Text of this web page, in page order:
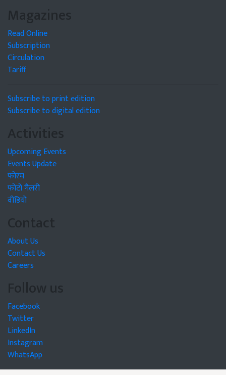
Magazines
Read Online
Subscription
Circulation
Tariff
Subscribe to print edition
Subscribe to digital edition
Activities
Upcoming Events
Events Update
फोरम
फोटो गैलरी
वीडियो
Contact
About Us
Contact Us
Careers
Follow us
Facebook
Twitter
LinkedIn
Instagram
WhatsApp